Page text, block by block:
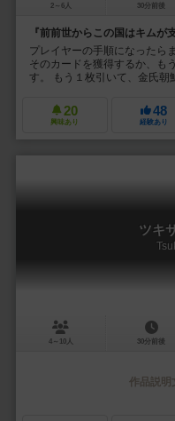
2～6人 30分前後
『前前世からこの国はキムが
プレイヤーの手順になったら
そのカードを獲得するか、も
す。 もう１枚引いて、金氏朝
20
興味あり
48
経験あり
ツキ
4～10人 30分前後
作品説明